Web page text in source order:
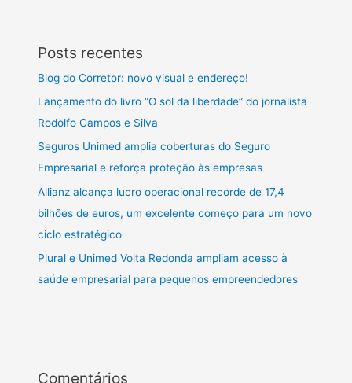
Posts recentes
Blog do Corretor: novo visual e endereço!
Lançamento do livro “O sol da liberdade” do jornalista
Rodolfo Campos e Silva
Seguros Unimed amplia coberturas do Seguro
Empresarial e reforça proteção às empresas
Allianz alcança lucro operacional recorde de 17,4
bilhões de euros, um excelente começo para um novo
ciclo estratégico
Plural e Unimed Volta Redonda ampliam acesso à
saúde empresarial para pequenos empreendedores
Comentários